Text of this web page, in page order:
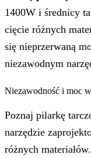
1400W i średnicy
cięcie różnych
się nieprzerwaną
niezawodnym
Niezawodność i moc
Poznaj pilarkę
narzędzie
różnych